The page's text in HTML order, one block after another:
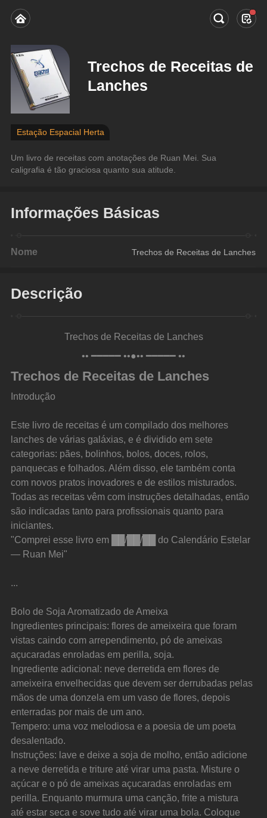
Trechos de Receitas de
Lanches
Estação Espacial Herta
Um livro de receitas com anotações de Ruan Mei. Sua
caligrafia é tão graciosa quanto sua atitude.
Informações Básicas
Nome Trechos de Receitas de Lanches
Descrição
Trechos de Receitas de Lanches
•• ━━━━━ ••●•• ━━━━━ ••
Trechos de Receitas de Lanches
Introdução
Este livro de receitas é um compilado dos melhores
lanches de várias galáxias, e é dividido em sete
categorias: pães, bolinhos, bolos, doces, rolos,
panquecas e folhados. Além disso, ele também conta
com novos pratos inovadores e de estilos misturados.
Todas as receitas vêm com instruções detalhadas, então
são indicadas tanto para profissionais quanto para
iniciantes.
"Comprei esse livro em ██/██/██ do Calendário Estelar
— Ruan Mei"
...
Bolo de Soja Aromatizado de Ameixa
Ingredientes principais: flores de ameixeira que foram
vistas caindo com arrependimento, pó de ameixas
açucaradas enroladas em perilla, soja.
Ingrediente adicional: neve derretida em flores de
ameixeira envelhecidas que devem ser derrubadas pelas
mãos de uma donzela em um vaso de flores, depois
enterradas por mais de um ano.
Tempero: uma voz melodiosa e a poesia de um poeta
desalentado.
Instruções: lave e deixe a soja de molho, então adicione
a neve derretida e triture até virar uma pasta. Misture o
açúcar e o pó de ameixas açucaradas enroladas em
perilla. Enquanto murmura uma canção, frite a mistura
até estar seca e sove tudo até virar uma bola. Coloque